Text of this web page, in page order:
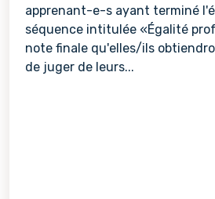
apprenant-e-s ayant terminé
séquence intitulée «Égalité
note finale qu'elles/ils
de juger de leurs...